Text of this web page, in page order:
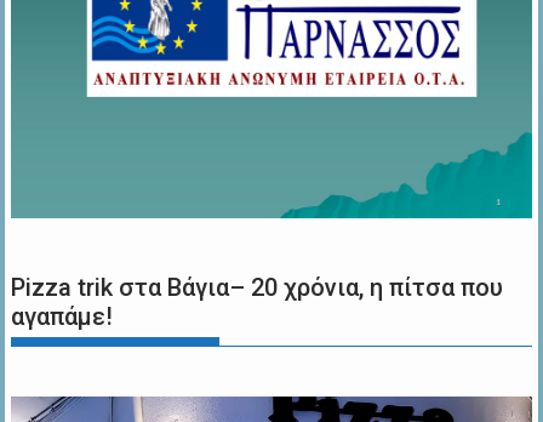
Pizza trik στα Βάγια– 20 χρόνια, η πίτσα που
αγαπάμε!